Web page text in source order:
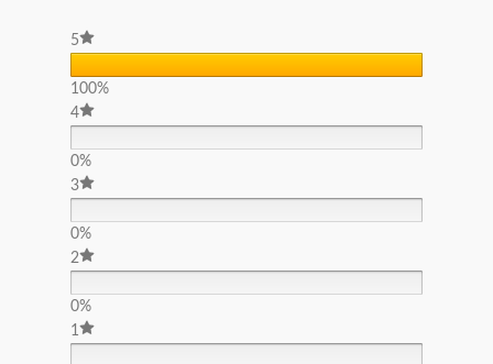
5
100%
4
0%
3
0%
2
0%
1